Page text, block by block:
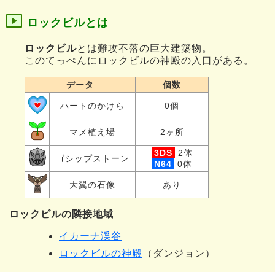
ロックビルとは
ロックビルとは難攻不落の巨大建築物。
このてっぺんにロックビルの神殿の入口がある。
データ 個数
ハートのかけら 0個
マメ植え場 2ヶ所
ゴシップストーン
3DS
2体
N64
0体
大翼の石像 あり
ロックビルの隣接地域
イカーナ渓谷
ロックビルの神殿 （ダンジョン）